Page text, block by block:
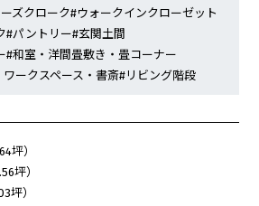
ズクローク#ウォークインクローゼット
#パントリー#玄関土間
#和室・洋間畳敷き・畳コーナー
ワークスペース・書斎#リビング階段
坪）
坪）
坪）